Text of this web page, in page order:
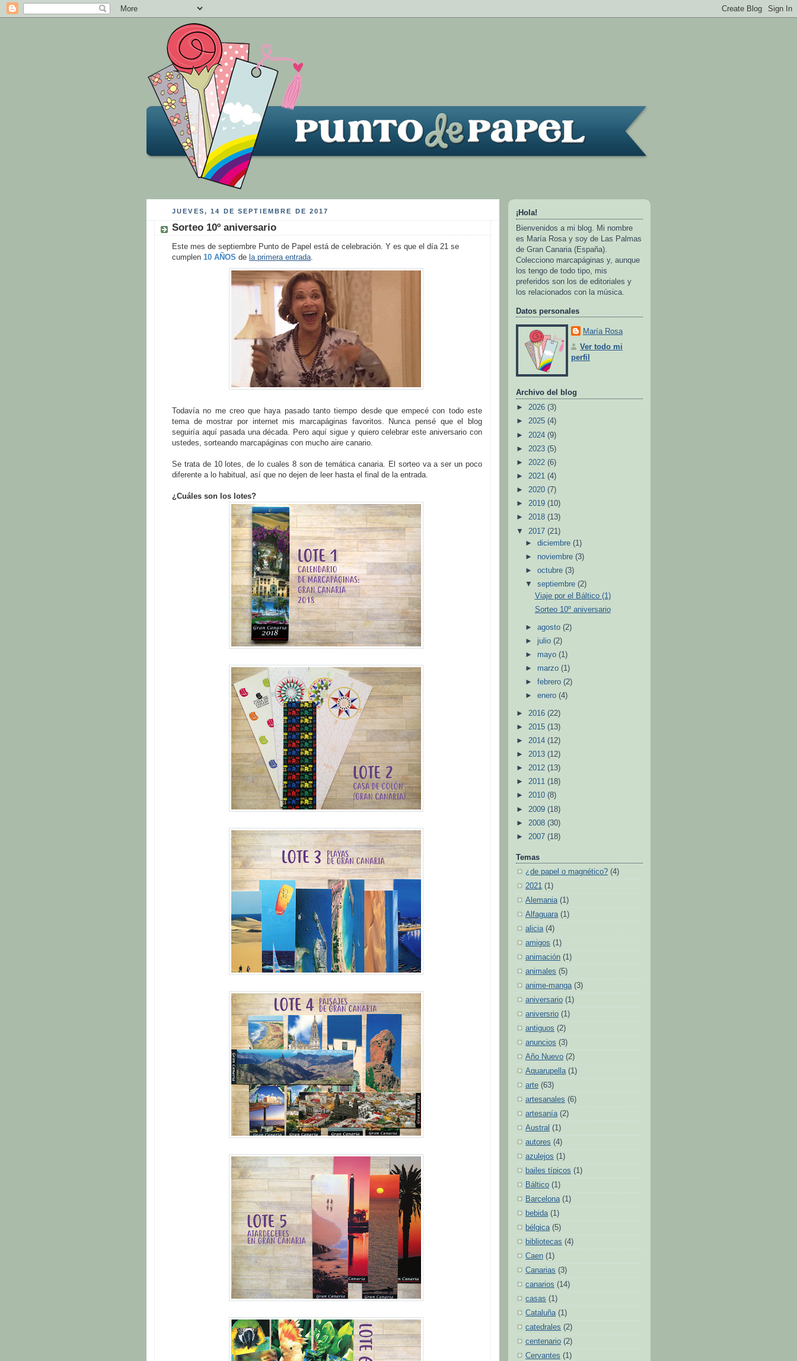
JUEVES, 14 DE SEPTIEMBRE DE 2017
Sorteo 10º aniversario
Este mes de septiembre Punto de Papel está de celebración. Y es que el día 21 se
cumplen 10 AÑOS de la primera entrada
Todavía no me creo que haya pasado tanto tiempo desde que empecé con todo este
tema de mostrar por internet mis marcapáginas favoritos. Nunca pensé que el blog
seguiría aquí pasada una década. Pero aquí sigue y quiero celebrar este aniversario con
ustedes, sorteando marcapáginas con mucho aire canario.
Se trata de 10 lotes, de lo cuales 8 son de temática canaria. El sorteo va a ser un poco
diferente a lo habitual, así que no dejen de leer hasta el final de la entrada.
¿Cuáles son los lotes?
¡Hola!
Bienvenidos a mi blog. Mi nombre
es María Rosa y soy de Las Palmas
de Gran Canaria (España).
Colecciono marcapáginas y, aunque
los tengo de todo tipo, mis
preferidos son los de editoriales y
los relacionados con la música.
Datos personales
María Rosa
Ver todo mi
perfil
Archivo del blog
► 2026 (3)
► 2025 (4)
► 2024 (9)
► 2023 (5)
► 2022 (6)
► 2021 (4)
► 2020 (7)
► 2019 (10)
► 2018 (13)
▼ 2017 (21)
►diciembre(1)
► noviembre(3)
►octubre(3)
▼septiembre(2)
Viaje por el Báltico (1)
Sorteo 10º aniversario
►agosto(2)
► julio(2)
► mayo(1)
► marzo(1)
►febrero(2)
►enero(4)
► 2016 (22)
► 2015 (13)
► 2014 (12)
► 2013 (12)
► 2012 (13)
► 2011 (18)
► 2010 (8)
► 2009 (18)
► 2008 (30)
► 2007 (18)
Temas
¿de papel o magnético? (4)
2021 (1)
Alemania (1)
Alfaguara (1)
alicia (4)
amigos (1)
animación (1)
animales (5)
anime-manga (3)
aniversario (1)
aniversrio (1)
antiguos (2)
anuncios (3)
Año Nuevo (2)
Aquarupella (1)
arte (63)
artesanales (6)
artesanía (2)
Austral (1)
autores (4)
azulejos (1)
bailes típicos (1)
Báltico (1)
Barcelona (1)
bebida (1)
bélgica (5)
bibliotecas (4)
Caen (1)
Canarias (3)
canarios (14)
casas (1)
Cataluña (1)
catedrales (2)
centenario (2)
Cervantes (1)